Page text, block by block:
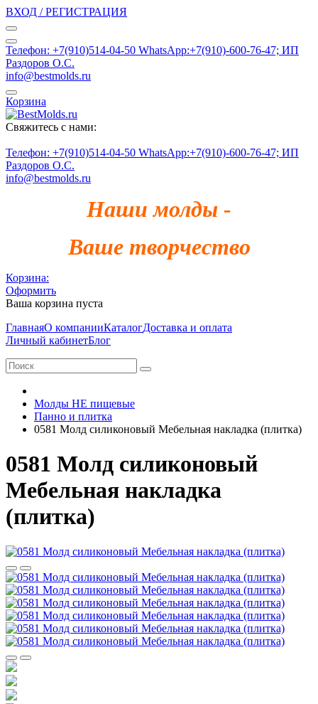
ВХОД / РЕГИСТРАЦИЯ
Телефон: +7(910)514-04-50 WhatsApp:+7(910)-600-76-47; ИП
Раздоров О.С.
info@bestmolds.ru
Корзина
Свяжитесь с нами:
Телефон: +7(910)514-04-50 WhatsApp:+7(910)-600-76-47; ИП
Раздоров О.С.
info@bestmolds.ru
Наши молды -
Ваше творчество
Корзина:
Оформить
Ваша корзина пуста
ГлавнаяО компанииКаталогДоставка и оплата
Личный кабинетБлог
Молды НЕ пищевые
Панно и плитка
0581 Молд силиконовый Мебельная накладка (плитка)
0581 Молд силиконовый
Мебельная накладка
(плитка)